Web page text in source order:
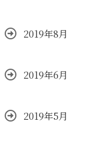
2019年8月
2019年6月
2019年5月